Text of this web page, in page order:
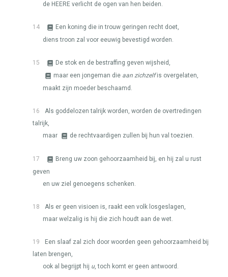
de HEERE verlicht de ogen van hen beiden.
14
Een koning die in trouw geringen recht doet,
diens troon zal voor eeuwig bevestigd worden.
15
De stok en de bestraffing geven wijsheid,
maar een jongeman die aan zichzelfis overgelaten,
maakt zijn moeder beschaamd.
16
Als goddelozen talrijk worden, worden de overtredingen
talrijk,
maar
de rechtvaardigen zullen bij hun val toezien.
17
Breng uw zoon gehoorzaamheid bij, en hij zal u rust
geven
en uw ziel genoegens schenken.
18
Als er geen visioen is, raakt een volk losgeslagen,
maar welzalig is hij die zich houdt aan de wet.
19
Een slaaf zal zich door woorden geen gehoorzaamheid bij
laten brengen,
ook al begrijpt hij u, toch komt er geen antwoord.